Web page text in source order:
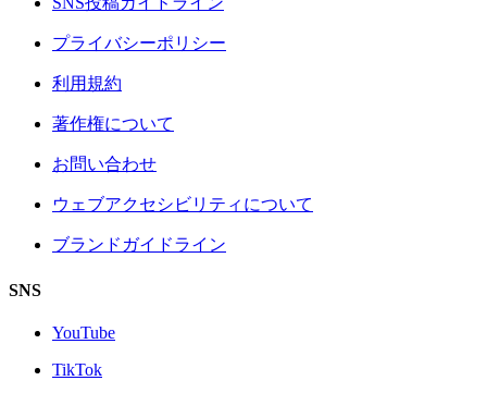
プライバシーポリシー
利用規約
著作権について
お問い合わせ
ウェブアクセシビリティについて
ブランドガイドライン
SNS
YouTube
TikTok